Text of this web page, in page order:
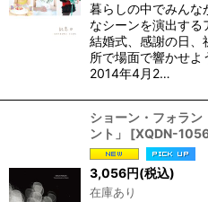
暮らしの中でみんな
なシーンを演出する
結婚式、感謝の日
所で場面で響かせよ
2014年4月2…
ショーン・フォラン
ント」
[XQDN-
3,056円(税込)
在庫あり